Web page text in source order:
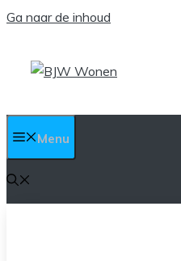
Ga naar de inhoud
Menu